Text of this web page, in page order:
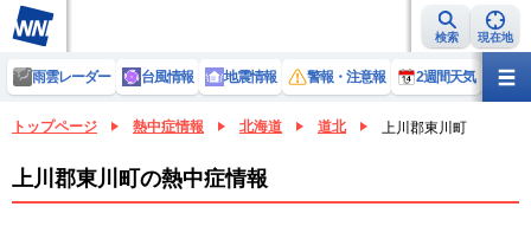
検索 現在地
雨雲レーダー 台風情報 地震情報 警報・注意報 2週間天気 ラ
トップページ 熱中症情報 北海道 道北 上川郡東川町
上川郡東川町の熱中症情報